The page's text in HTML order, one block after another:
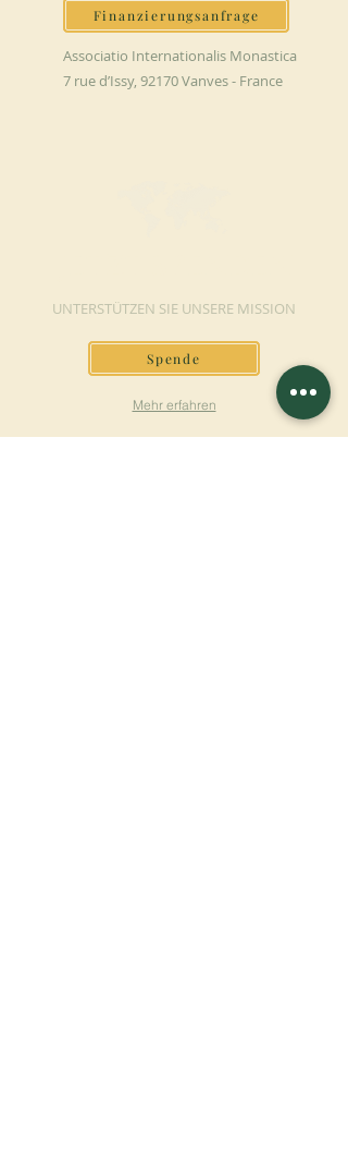
Finanzierungsanfrage
Associatio Internationalis Monastica
7 rue d’Issy, 92170 Vanves - France
UNTERSTÜTZEN SIE UNSERE MISSION
Spende
Mehr erfahren